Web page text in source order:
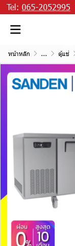
Tel: 065-2052995
หน้าหลัก ... ตู้แช่